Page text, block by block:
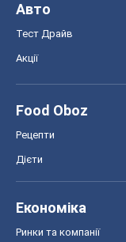
Авто
Тест Драйв
Акції
Food Oboz
Рецепти
Дієти
Економіка
Ринки та компанії